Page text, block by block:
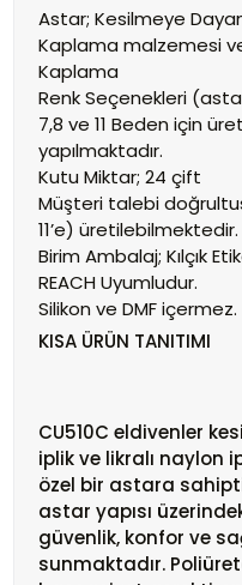
Astar; Kesilmeye
Kaplama malzemesi
Kaplama
Renk Seçenekleri
7,8 ve 11 Beden için
yapılmaktadır.
Kutu Miktar; 24 çift
Müşteri talebi
11’e) üretilebilmektedir.
Birim Ambalaj; Kılçık
REACH Uyumludur.
Silikon ve DMF içermez.
KISA ÜRÜN TANITIMI
CU510C eldivenler
iplik ve likralı naylon
özel bir astara
astar yapısı
güvenlik, konfor ve
sunmaktadır.